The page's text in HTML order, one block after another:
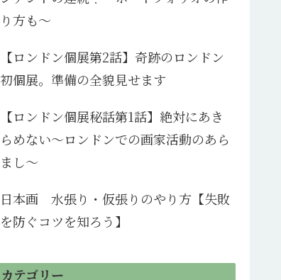
り方も～
【ロンドン個展第2話】奇跡のロンドン
初個展。準備の全貌見せます
【ロンドン個展秘話第1話】絶対にあき
らめない～ロンドンでの画家活動のあら
まし～
日本画 水張り・仮張りのやり方【失敗
を防ぐコツを知ろう】
カテゴリー